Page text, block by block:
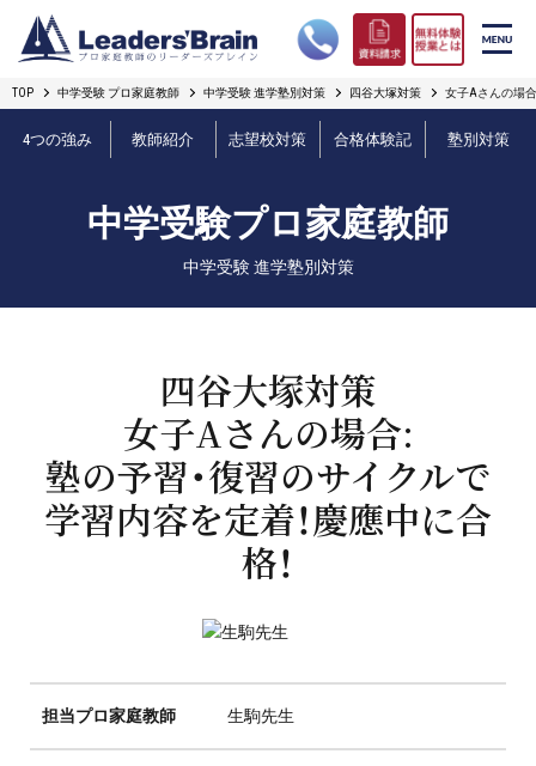
リーダーズブレインの強み
プロ教師紹介
無料体験授業とは
短期フリープラン
プロ家庭教師の英検®対策
お申込みの流れ
よくある質問
TOP 中学受験 プロ家庭教師 中学受験 進学塾別対策 四谷大塚対策 女子Aさんの場合
4つの強み 教師紹介 志望校対策 合格体験記 塾別対策
中学受験プロ家庭教師
中学受験 進学塾別対策
四谷大塚対策
女子Aさんの場合:
塾の予習・復習のサイクルで
学習内容を定着！慶應中に合
格！
担当プロ家庭教師 生駒先生